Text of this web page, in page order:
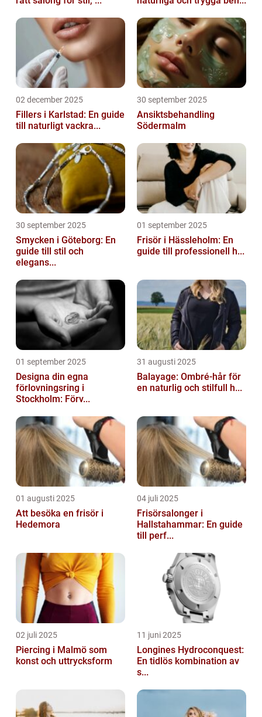
02 december 2025
Fillers i Karlstad: En guide
till naturligt vackra...
30 september 2025
Ansiktsbehandling
Södermalm
30 september 2025
Smycken i Göteborg: En
guide till stil och
elegans...
01 september 2025
Frisör i Hässleholm: En
guide till professionell h...
01 september 2025
Designa din egna
förlovningsring i
Stockholm: Förv...
31 augusti 2025
Balayage: Ombré-hår för
en naturlig och stilfull h...
01 augusti 2025
Att besöka en frisör i
Hedemora
04 juli 2025
Frisörsalonger i
Hallstahammar: En guide
till perf...
02 juli 2025
Piercing i Malmö som
konst och uttrycksform
11 juni 2025
Longines Hydroconquest:
En tidlös kombination av
s...